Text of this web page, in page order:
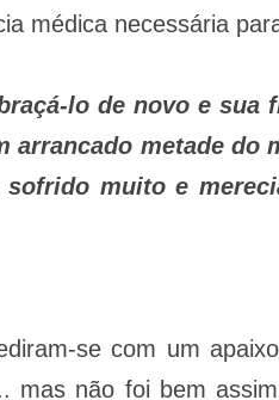
médica necessária
lo de novo e
arrancado metade do
muito e
se com um
mas não foi bem